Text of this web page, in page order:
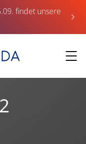
findet unsere